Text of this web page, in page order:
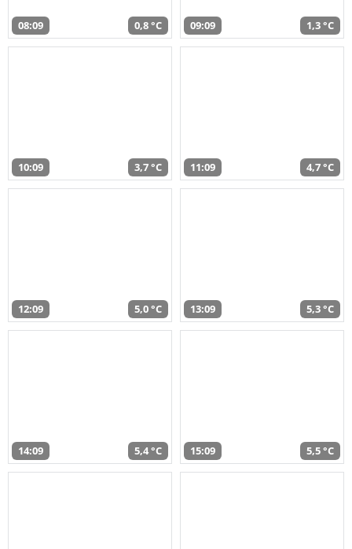
08:09 0,8 °C 09:09 1,3 °C
10:09 3,7 °C 11:09 4,7 °C
12:09 5,0 °C 13:09 5,3 °C
14:09 5,4 °C 15:09 5,5 °C